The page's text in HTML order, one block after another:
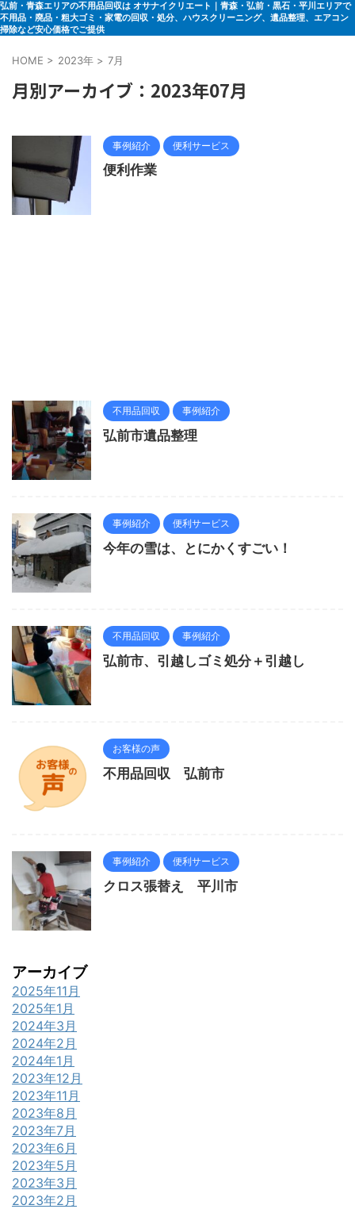
弘前・青森エリアの不用品回収は オサナイクリエート｜青森・弘前・黒石・平川エリアで
不用品・廃品・粗大ゴミ・家電の回収・処分、ハウスクリーニング、遺品整理、エアコン
掃除など安心価格でご提供
HOME > 2023年 > 7月
月別アーカイブ：2023年07月
事例紹介 便利サービス
便利作業
不用品回収 事例紹介
弘前市遺品整理
事例紹介 便利サービス
今年の雪は、とにかくすごい！
不用品回収 事例紹介
弘前市、引越しゴミ処分＋引越し
お客様の声
不用品回収 弘前市
事例紹介 便利サービス
クロス張替え 平川市
アーカイブ
2025年11月
2025年1月
2024年3月
2024年2月
2024年1月
2023年12月
2023年11月
2023年8月
2023年7月
2023年6月
2023年5月
2023年3月
2023年2月